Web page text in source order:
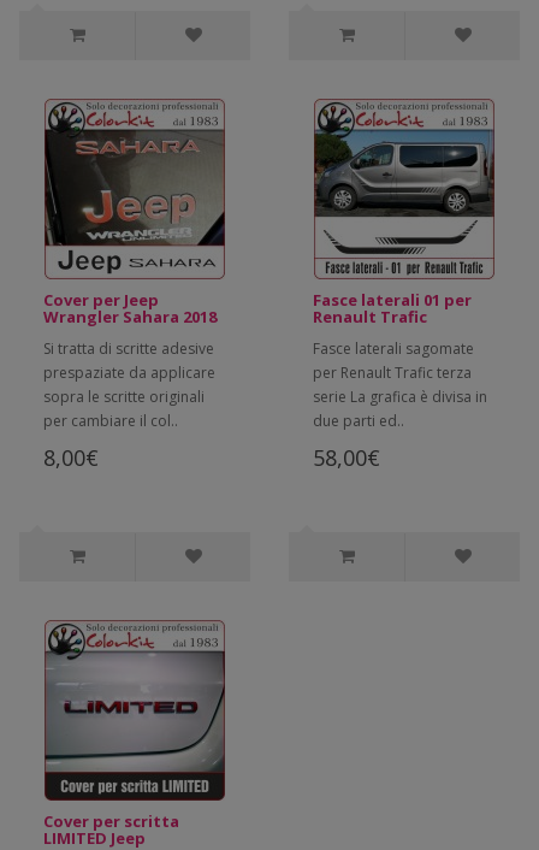
Cover per Jeep
Wrangler Sahara 2018
Si tratta di scritte adesive
prespaziate da applicare
sopra le scritte originali
per cambiare il col..
8,00€
Fasce laterali 01 per
Renault Trafic
Fasce laterali sagomate
per Renault Trafic terza
serie La grafica è divisa in
due parti ed..
58,00€
Cover per scritta
LIMITED Jeep